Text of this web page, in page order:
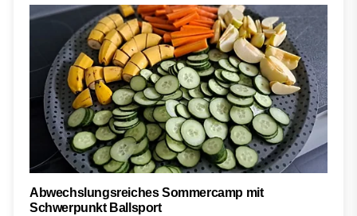
Abwechslungsreiches Sommercamp mit
Schwerpunkt Ballsport